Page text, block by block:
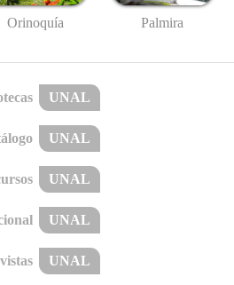
Orinoquía Palmira
UNAL
UNAL
UNAL
UNAL
UNAL